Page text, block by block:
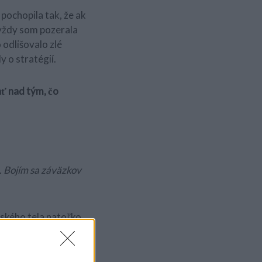
tak, že ak
som pozerala
odlišovalo zlé
o stratégií.
nad tým, čo
Bojím sa záväzkov
tela natoľko,
na to mám chuť.